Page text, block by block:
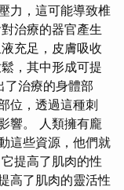
力，這可能導致椎
治療的器官產生
充足，皮膚吸收
，其中形成可提
了治療的身體部
位，透過這種刺
響。 人類擁有龐
這些資源，他們就
提高了肌肉的性
高了肌肉的靈活性